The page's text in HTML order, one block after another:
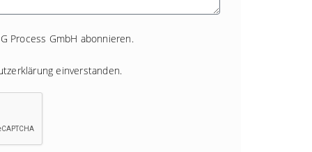
Process GmbH abonnieren.
einverstanden.